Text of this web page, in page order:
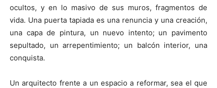
ocultos, y en lo masivo de sus muros, fragmentos de
vida. Una puerta tapiada es una renuncia y una creación,
una capa de pintura, un nuevo intento; un pavimento
sepultado, un arrepentimiento; un balcón interior, una
conquista.
Un arquitecto frente a un espacio a reformar, sea el que